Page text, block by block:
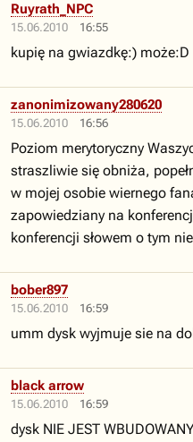
15.06.2010 16:55
Ruyrath_NPC
kupię na gwiazdkę:) może:D
15.06.2010 16:56
zanonimizowany280620
Poziom merytoryczny
straszliwie się obniża,
w mojej osobie wiernego
zapowiedziany na
konferencji słowem o tym
15.06.2010 16:59
bober897
umm dysk wyjmuje sie na
15.06.2010 16:59
black arrow
dysk NIE JEST